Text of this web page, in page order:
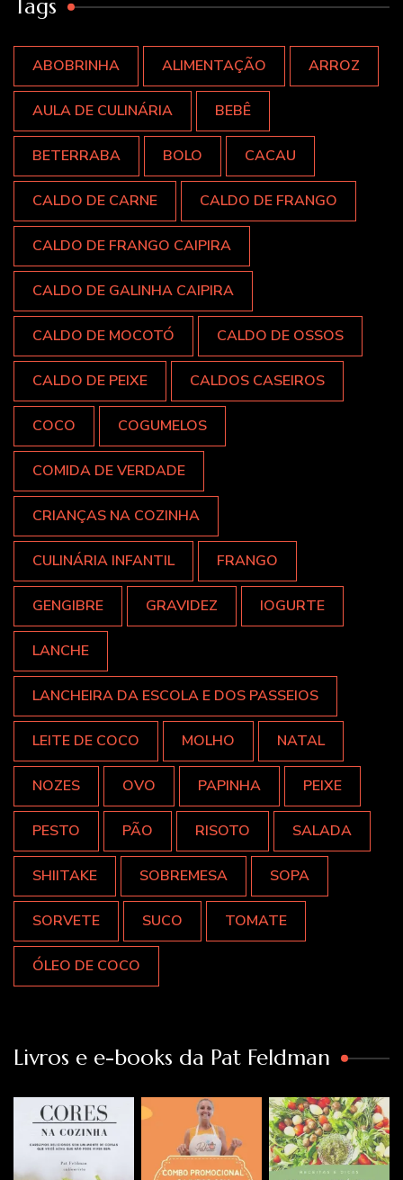
Tags
ABOBRINHA ALIMENTAÇÃO ARROZ
AULA DE CULINÁRIA BEBÊ
BETERRABA BOLO CACAU
CALDO DE CARNE CALDO DE FRANGO
CALDO DE FRANGO CAIPIRA
CALDO DE GALINHA CAIPIRA
CALDO DE MOCOTÓ CALDO DE OSSOS
CALDO DE PEIXE CALDOS CASEIROS
COCO COGUMELOS
COMIDA DE VERDADE
CRIANÇAS NA COZINHA
CULINÁRIA INFANTIL FRANGO
GENGIBRE GRAVIDEZ IOGURTE
LANCHE
LANCHEIRA DA ESCOLA E DOS PASSEIOS
LEITE DE COCO MOLHO NATAL
NOZES OVO PAPINHA PEIXE
PESTO PÃO RISOTO SALADA
SHIITAKE SOBREMESA SOPA
SORVETE SUCO TOMATE
ÓLEO DE COCO
Livros e e-books da Pat Feldman